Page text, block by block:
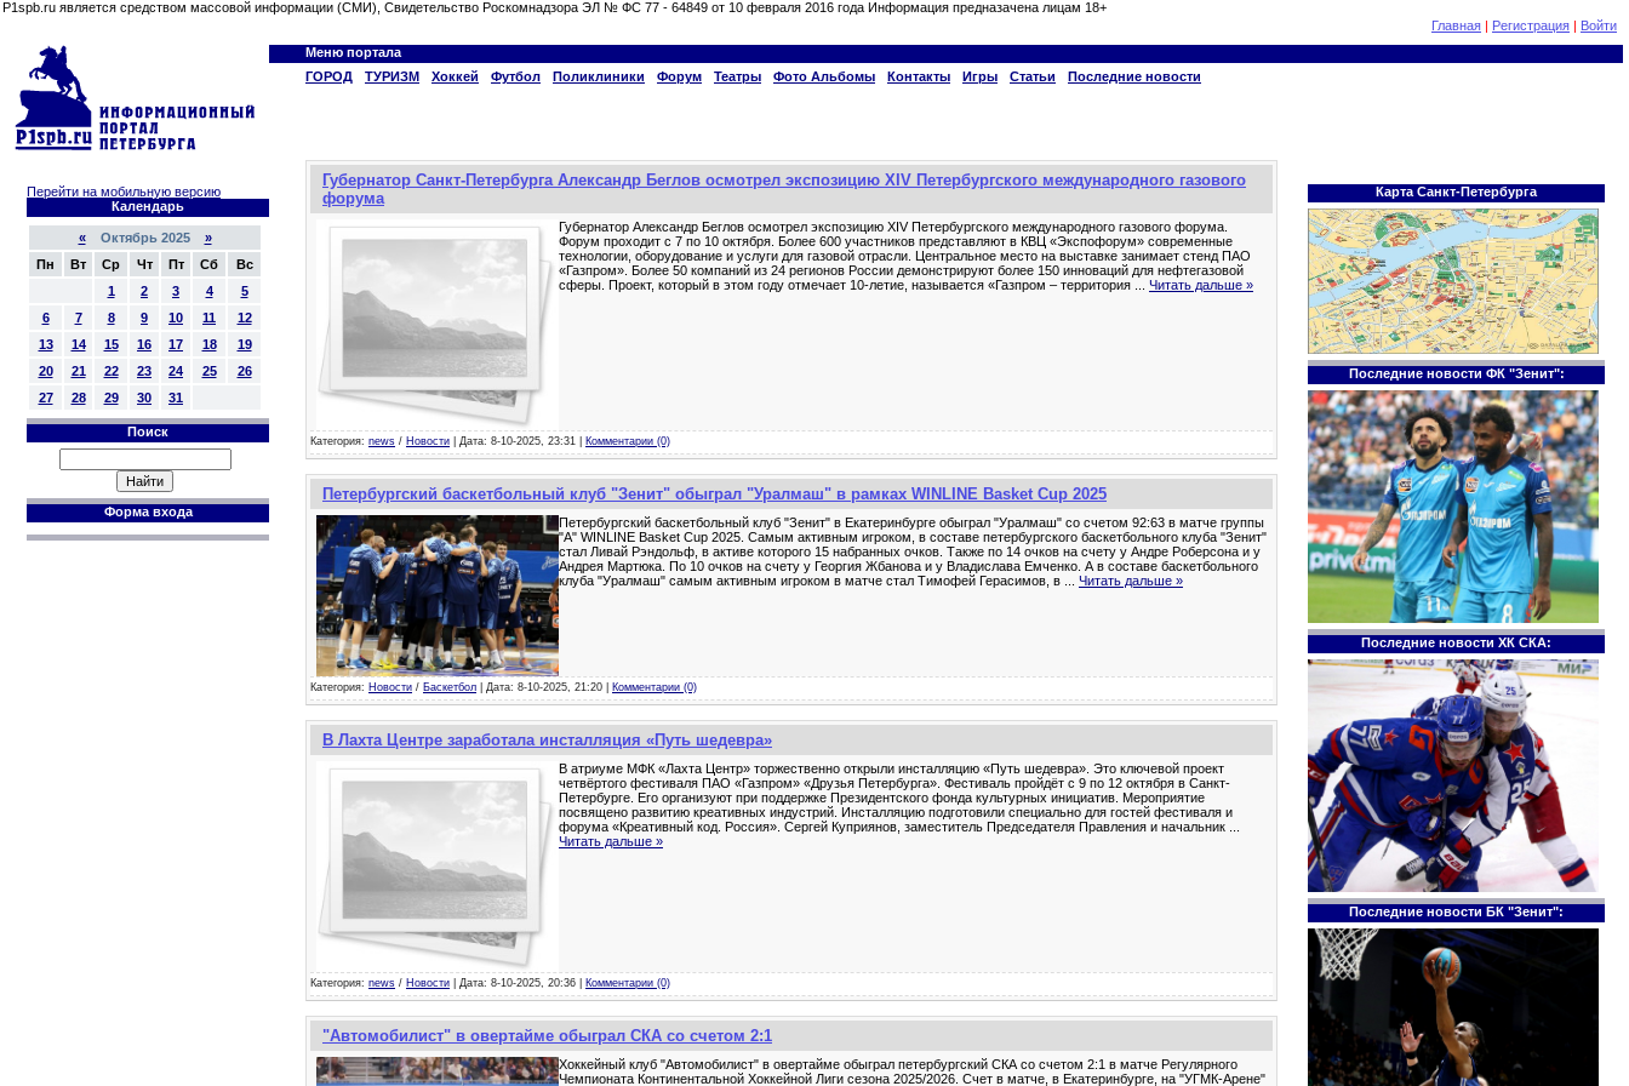
P1spb.ru является средством массовой информации (СМИ), Свидетельство Роскомнадзора ЭЛ № ФС 77 - 64849 от 10 февраля 2016 года Информация предназачена лицам 18+
Главная | Регистрация | Войти
Меню портала
ГОРОД
ТУРИЗМ Хоккей Футбол Поликлиники Форум Театры Фото Альбомы Контакты Игры Статьи Последние новости
Перейти на мобильную версию
Календарь
«Октябрь 2025 »
Пн
Вт Ср Чт Пт Сб
Вс
1
2 3 4
5
6
7 8 9 10 11
12
13
14 15 16 17 18
19
20
21 22 23 24 25
26
27
28 29 30 31
Поиск
Форма входа
Губернатор Санкт-Петербурга Александр Беглов осмотрел экспозицию XIV Петербургского международного газового
форума
Губернатор Александр Беглов осмотрел экспозицию XIV Петербургского международного газового форума.
Форум проходит с 7 по 10 октября. Более 600 участников представляют в КВЦ «Экспофорум» современные
технологии, оборудование и услуги для газовой отрасли. Центральное место на выставке занимает стенд ПАО
«Газпром». Более 50 компаний из 24 регионов России демонстрируют более 150 инноваций для нефтегазовой
сферы. Проект, который в этом году отмечает 10-летие, называется «Газпром – территория
Читать дальше »
Категория: news / Новости | Дата: 8-10-2025, 23:31 | Комментарии (0)
Петербургский баскетбольный клуб "Зенит" обыграл "Уралмаш" в рамках WINLINE Basket Cup 2025
Петербургский баскетбольный клуб "Зенит" в Екатеринбурге обыграл "Уралмаш" со счетом 92:63 в матче группы
"А" WINLINE Basket Cup 2025. Самым активным игроком, в составе петербургского баскетбольного клуба "Зенит"
стал Ливай Рэндольф, в активе которого 15 набранных очков. Также по 14 очков на счету у Андре Роберсона и у
Андрея Мартюка. По 10 очков на счету у Георгия Жбанова и у Владислава Емченко. А в составе баскетбольного
клуба "Уралмаш" самым активным игроком в матче стал Тимофей Герасимов, в
Читать дальше »
Категория: Новости / Баскетбол | Дата: 8-10-2025, 21:20 | Комментарии (0)
В Лахта Центре заработала инсталляция «Путь шедевра»
В атриуме МФК «Лахта Центр» торжественно открыли инсталляцию «Путь шедевра». Это ключевой проект
четвёртого фестиваля ПАО «Газпром» «Друзья Петербурга». Фестиваль пройдёт с 9 по 12 октября в Санкт-
Петербурге. Его организуют при поддержке Президентского фонда культурных инициатив. Мероприятие
посвящено развитию креативных индустрий. Инсталляцию подготовили специально для гостей фестиваля и
форума «Креативный код. Россия». Сергей Куприянов, заместитель Председателя Правления и начальник
Читать дальше »
Категория: news / Новости | Дата: 8-10-2025, 20:36 | Комментарии (0)
"Автомобилист" в овертайме обыграл СКА со счетом 2:1
Хоккейный клуб "Автомобилист" в овертайме обыграл петербургский СКА со счетом 2:1 в матче Регулярного
Чемпионата Континентальной Хоккейной Лиги сезона 2025/2026. Счет в матче, в Екатеринбурге, на "УГМК-Арене"
Карта Санкт-Петербурга
Последние новости ФК "Зенит":
Последние новости ХК СКА:
Последние новости БК "Зенит":